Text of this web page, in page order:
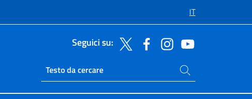
IT
Seguici su:
Ricerca sito live
Cerca nel sito